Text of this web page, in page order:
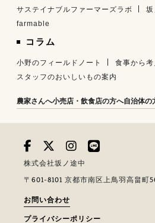
サステイナブルファーマーズラボ
farmable
コラム
小野のフィールドノート
食事から
スタッフのおいしいもの案内
農家さんへ小売店・飲食店の方へ自治体の
株式会社坂ノ途中
〒601-8101 京都市南区上鳥羽高畠町
お問い合わせ
プライバシーポリシー